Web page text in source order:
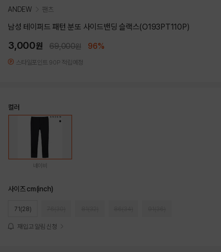
ANDEW 팬츠
남성 테이퍼드 패턴 분또 사이드밴딩 슬랙스(O193PT110P)
3,000원 69,000원 96%
스타일포인트 90P 적립예정
컬러
네이비
사이즈 cm(inch)
71(28)
재입고 알림 신청